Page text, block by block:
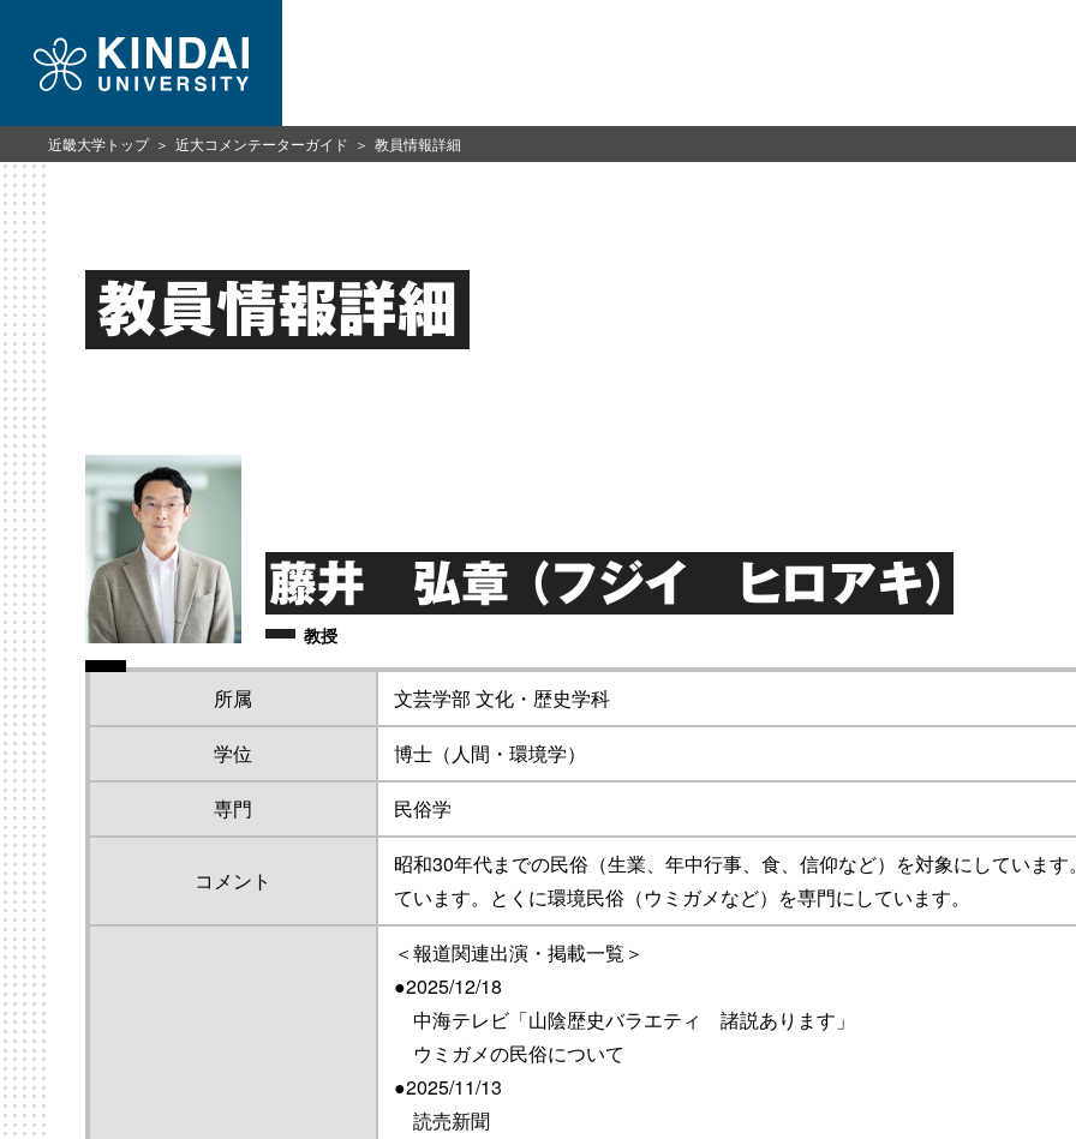
教員情報詳細
藤井 弘章 （フジイ ヒロアキ）
教授
所属
文芸学部 文化・歴史学科
学位
博士（人間・環境学）
専門
民俗学
コメント
昭和30年代までの民俗（生業、年中行事、食、信仰など）を対象にしていま
ています。とくに環境民俗（ウミガメなど）を専門にしています。
＜報道関連出演・掲載一覧＞
●2025/12/18
中海テレビ「山陰歴史バラエティ 諸説あります」
ウミガメの民俗について
●2025/11/13
読売新聞
近畿大学トップ 近大コメンテーターガイド 教員情報詳細